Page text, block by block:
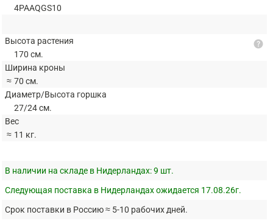
4PAAQGS10
Высота растения
170 см.
Ширина кроны
≈ 70 см.
Диаметр/Высота горшка
27/24 см.
Вес
≈ 11 кг.
help
В наличии на складе в Нидерландах:9 шт.
Следующая поставка в Нидерландах ожидается 17.08.26г.
Срок поставки в Россию ≈ 5-10 рабочих дней.